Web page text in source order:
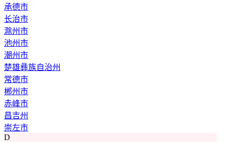
承德市
长治市
滁州市
池州市
潮州市
楚雄彝族自治州
常德市
郴州市
赤峰市
昌吉州
崇左市
D